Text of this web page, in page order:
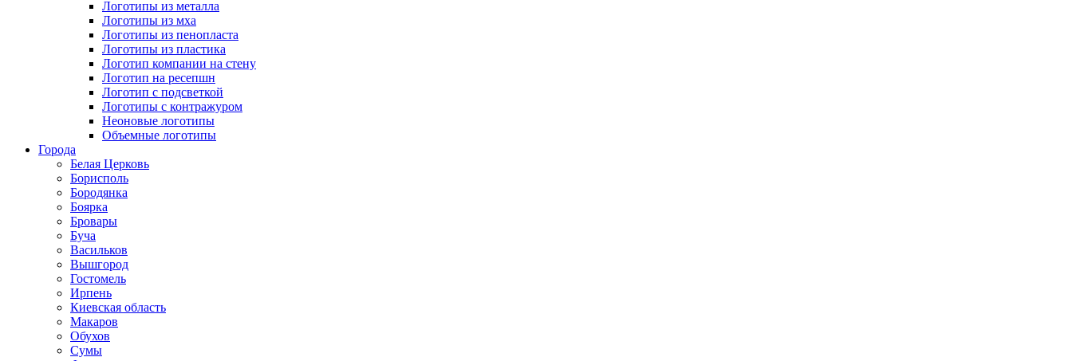
Логотипы из металла
Логотипы из мха
Логотипы из пенопласта
Логотипы из пластика
Логотип компании на стену
Логотип на ресепшн
Логотип с подсветкой
Логотипы с контражуром
Неоновые логотипы
Объемные логотипы
Города
Белая Церковь
Борисполь
Бородянка
Боярка
Бровары
Буча
Васильков
Вышгород
Гостомель
Ирпень
Киевская область
Макаров
Обухов
Сумы